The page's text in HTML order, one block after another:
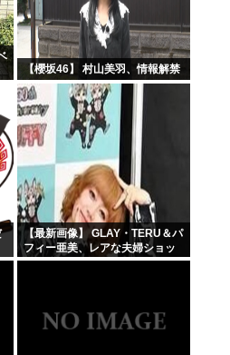
【櫻坂46】 村山美羽、情報解禁
【最新画像】 GLAY・TERU＆パ
フィー亜美、レアな夫婦ショッ
トを公開してしまう！